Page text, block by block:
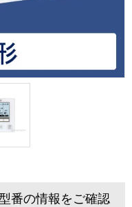
番の情報をご確認